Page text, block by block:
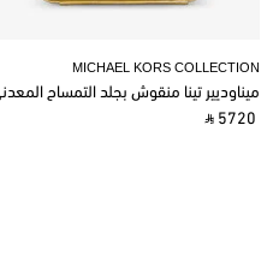
MICHAEL KORS COLLECTION
ميناوديير تينا منقوش بجلد التمساح
‎ ⃁ 5720 ‎